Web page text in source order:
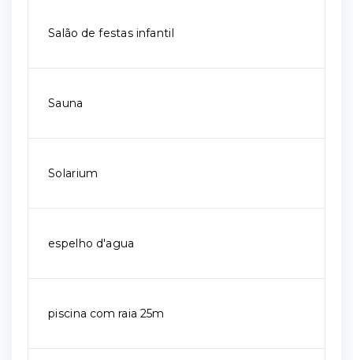
Salão de festas infantil
Sauna
Solarium
espelho d'agua
piscina com raia 25m